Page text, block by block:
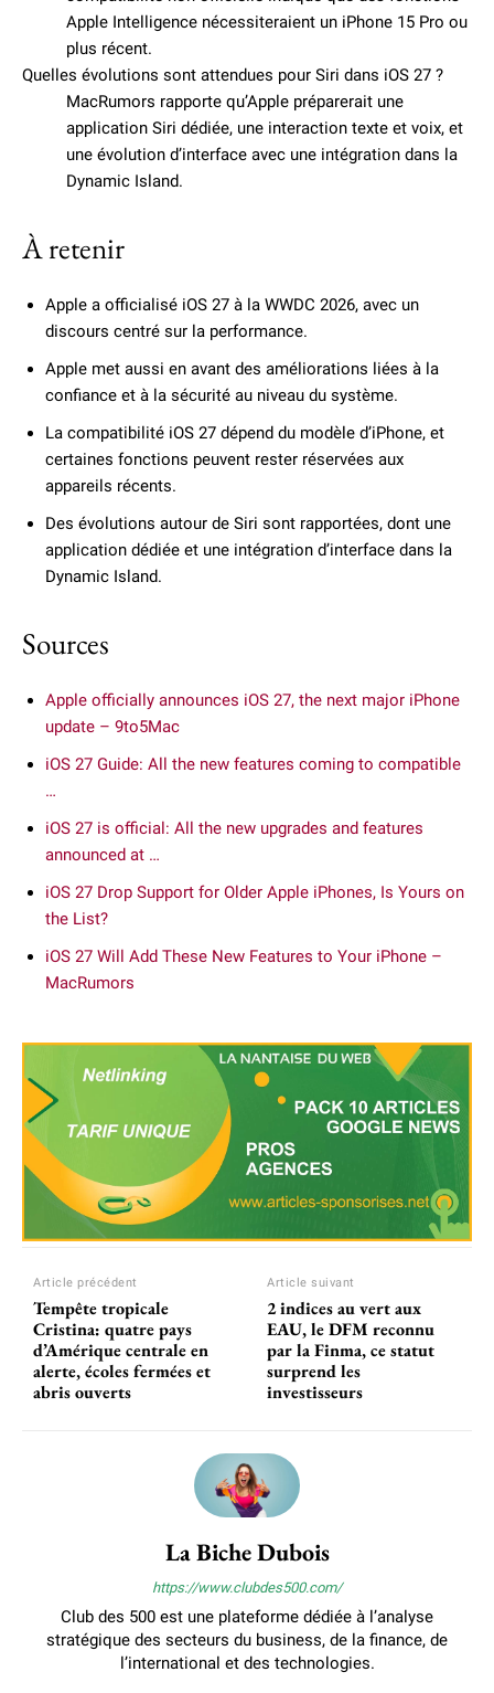
Apple Intelligence nécessiteraient un iPhone 15 Pro ou
plus récent.
Quelles évolutions sont attendues pour Siri dans iOS 27 ?
MacRumors rapporte qu’Apple préparerait une
application Siri dédiée, une interaction texte et voix, et
une évolution d’interface avec une intégration dans la
Dynamic Island.
À retenir
Apple a officialisé iOS 27 à la WWDC 2026, avec un
discours centré sur la performance.
Apple met aussi en avant des améliorations liées à la
confiance et à la sécurité au niveau du système.
La compatibilité iOS 27 dépend du modèle d’iPhone, et
certaines fonctions peuvent rester réservées aux
appareils récents.
Des évolutions autour de Siri sont rapportées, dont une
application dédiée et une intégration d’interface dans la
Dynamic Island.
Sources
Apple officially announces iOS 27, the next major iPhone
update – 9to5Mac
iOS 27 Guide: All the new features coming to compatible
…
iOS 27 is official: All the new upgrades and features
announced at …
iOS 27 Drop Support for Older Apple iPhones, Is Yours on
the List?
iOS 27 Will Add These New Features to Your iPhone –
MacRumors
Article précédent
Tempête tropicale
Cristina: quatre pays
d’Amérique centrale en
alerte, écoles fermées et
abris ouverts
Article suivant
2 indices au vert aux
EAU, le DFM reconnu
par la Finma, ce statut
surprend les
investisseurs
La Biche Dubois
https://www.clubdes500.com/
Club des 500 est une plateforme dédiée à l’analyse
stratégique des secteurs du business, de la finance, de
l’international et des technologies.